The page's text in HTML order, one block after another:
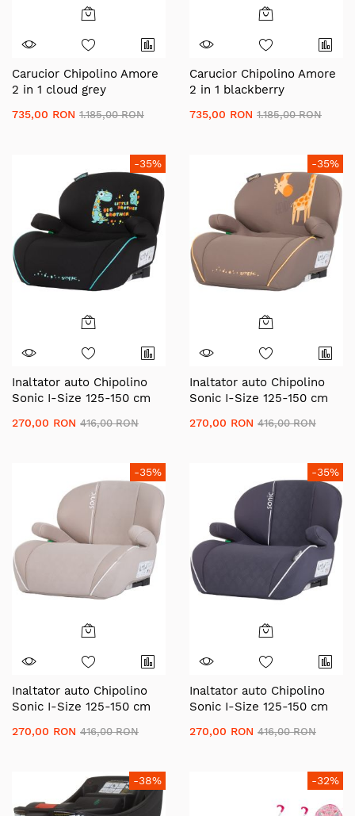
Carucior Chipolino Amore
2 in 1 cloud grey
735,00 RON 1.185,00 RON
Carucior Chipolino Amore
2 in 1 blackberry
735,00 RON 1.185,00 RON
-35%
Inaltator auto Chipolino
Sonic I-Size 125-150 cm
testat ADAC
270,00 RON 416,00 RON
-35%
Inaltator auto Chipolino
Sonic I-Size 125-150 cm
testat ADAC
270,00 RON 416,00 RON
-35%
Inaltator auto Chipolino
Sonic I-Size 125-150 cm
testat ADAC
270,00 RON 416,00 RON
-35%
Inaltator auto Chipolino
Sonic I-Size 125-150 cm
anthracite, testat ADAC
270,00 RON 416,00 RON
-38% -32%